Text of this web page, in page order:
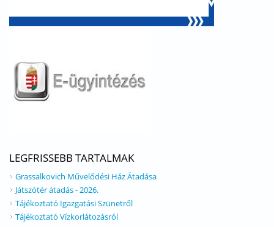
LEGFRISSEBB TARTALMAK
Grassalkovich Művelődési Ház Átadása
Játszótér átadás - 2026.
Tájékoztató Igazgatási Szünetről
Tájékoztató Vízkorlátozásról